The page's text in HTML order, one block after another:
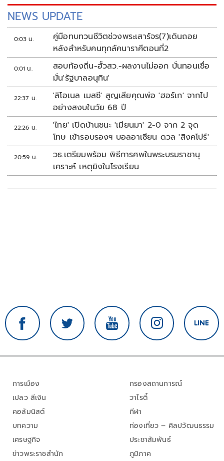
NEWS UPDATE
0:03 น.
คู่มือทบทวนชีวิตช่วงพระเสาร์จร(7)เดินถอย
หลังสำหรับคนทุกลัคนาราศีตอนที่2
0:01 น.
สอบท้องถิ่น-ฮั้วสว.-ผลงานไม่ออก บั่นทอนเชื่อ
มั่น'รัฐบาลอนุทิน'
22:37 น.
'ลิโอเนล เมสซี' สูญเสียคุณพ่อ 'ฮอร์เก' จากไป
อย่างสงบในวัย 68 ปี
22:26 น.
'ไทย' เปิดบ้านชนะ 'เมียนมา' 2-0 จาก 2 จุด
โทษ เข้ารอบรองฯ บอลอาเซียน ดวล 'สิงคโปร์'
20:59 น.
วธ.เตรียมพร้อม พิธีการศพในพระบรมราชานุ
เคราะห์ เหตุยิงในโรงเรียน
การเมือง
เปลว สีเงิน
คอลัมนิสต์
บทความ
เศรษฐกิจ
ข่าวพระราชสำนัก
กรองสถานการณ์
วาไรตี้
กีฬา
ท่องเที่ยว – ศิลปวัฒนธรรม
ประชาสัมพันธ์
ภูมิภาค